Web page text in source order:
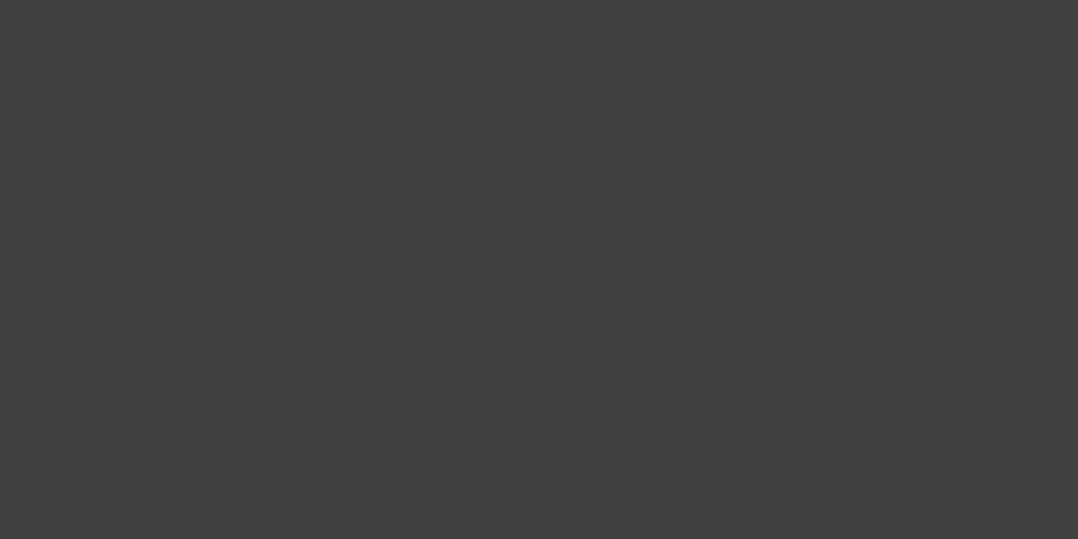
dicas, inspirações e organização prática no Portal Noivas. 💍👰
dicas, inspirações e organização prática no Portal Noivas. 💍👰